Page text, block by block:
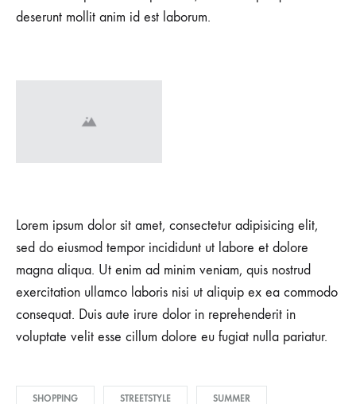
deserunt mollit anim id est laborum.
Lorem ipsum dolor sit amet, consectetur adipisicing elit,
sed do eiusmod tempor incididunt ut labore et dolore
magna aliqua. Ut enim ad minim veniam, quis nostrud
exercitation ullamco laboris nisi ut aliquip ex ea commodo
consequat. Duis aute irure dolor in reprehenderit in
voluptate velit esse cillum dolore eu fugiat nulla pariatur.
SHOPPING STREETSTYLE SUMMER